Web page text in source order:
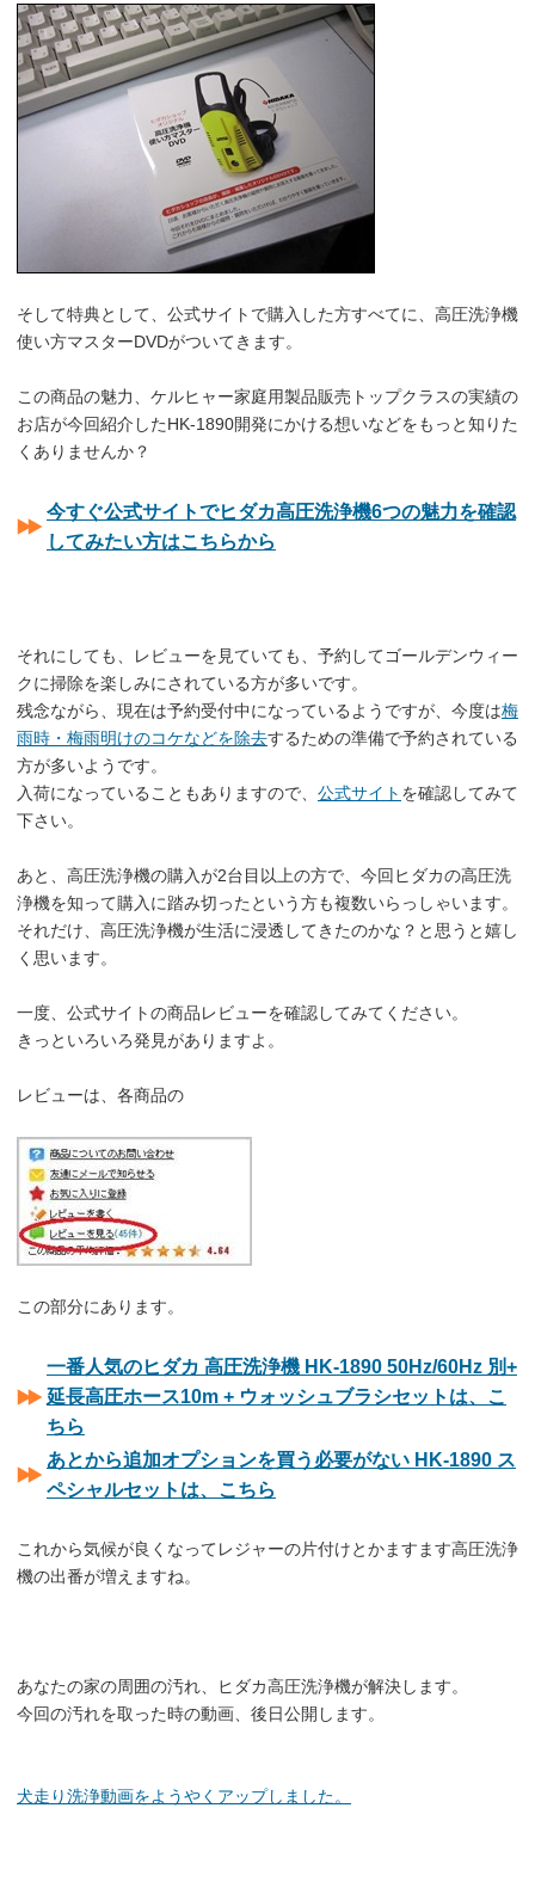
そして特典として、公式サイトで購入した方すべてに、高圧洗浄機
使い方マスターDVDがついてきます。
この商品の魅力、ケルヒャー家庭用製品販売トップクラスの実績の
お店が今回紹介したHK-1890開発にかける想いなどをもっと知りた
くありませんか？
今すぐ公式サイトでヒダカ高圧洗浄機6つの魅力を確認
してみたい方はこちらから
それにしても、レビューを見ていても、予約してゴールデンウィー
クに掃除を楽しみにされている方が多いです。
残念ながら、現在は予約受付中になっているようですが、今度は梅
雨時・梅雨明けのコケなどを除去するための準備で予約されている
方が多いようです。
入荷になっていることもありますので、 公式サイト を確認してみて
下さい。
あと、高圧洗浄機の購入が2台目以上の方で、今回ヒダカの高圧洗
浄機を知って購入に踏み切ったという方も複数いらっしゃいます。
それだけ、高圧洗浄機が生活に浸透してきたのかな？と思うと嬉し
く思います。
一度、公式サイトの商品レビューを確認してみてください。
きっといろいろ発見がありますよ。
レビューは、各商品の
この部分にあります。
一番人気のヒダカ 高圧洗浄機 HK-1890 50Hz/60Hz 別+
延長高圧ホース10m + ウォッシュブラシセットは、こ
ちら
あとから追加オプションを買う必要がない HK-1890 ス
ペシャルセットは、こちら
これから気候が良くなってレジャーの片付けとかますます高圧洗浄
機の出番が増えますね。
あなたの家の周囲の汚れ、ヒダカ高圧洗浄機が解決します。
今回の汚れを取った時の動画、後日公開します。
犬走り洗浄動画をようやくアップしました。